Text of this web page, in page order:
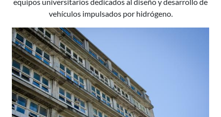
vehículos impulsados por hidrógeno.